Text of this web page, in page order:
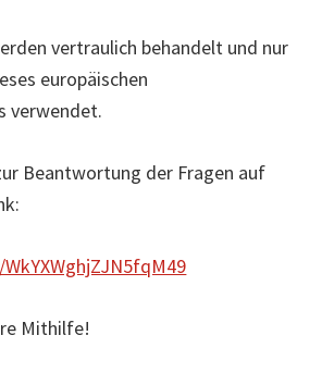
vertraulich behandelt und nur
europäischen
verwendet.
Beantwortung der Fragen auf
Mithilfe!